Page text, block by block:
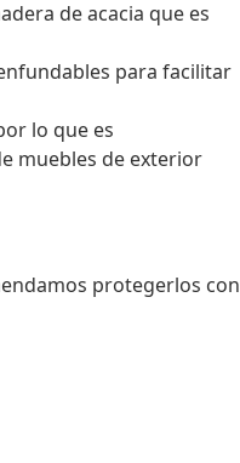
de acacia que es
para facilitar
lo que es
muebles de exterior
protegerlos con